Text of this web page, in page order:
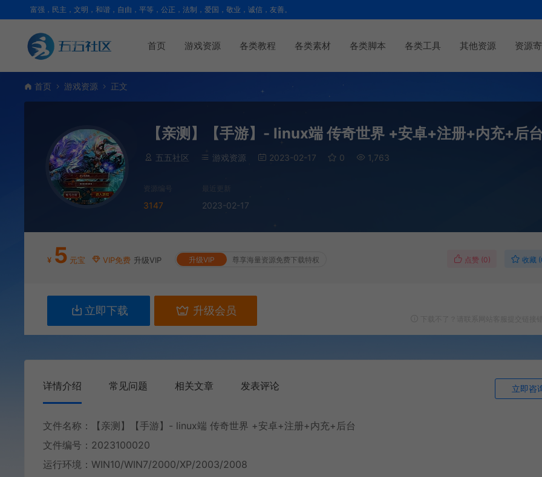
富强，民主，文明，和谐，自由，平等，公正，法制，爱国，敬业，诚信，友善。
首页 游戏资源 各类教程 各类素材 各类脚本 各类工具 其他资源 资源
首页 游戏资源 正文
【亲测】【手游】- linux端 传奇世界 +安卓+注册+内充+后
五五社区 游戏资源 2023-02-17 0 1,763
资源编号
3147 2023-02-17
¥ 5 元宝 VIP免费 升级VIP 升级VIP 尊享海量资源免费下载特权 点赞 (0) 收藏
立即下载 升级会员
详情介绍 常见问题 相关文章 发表评论 立即咨
文件名称：【亲测】【手游】- linux端 传奇世界 +安卓+注册+内充+后台
文件编号：2023100020
运行环境：WIN10/WIN7/2000/XP/2003/2008